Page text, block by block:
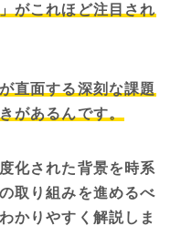
がこれほど注目され
直面する深刻な課題
があるんです。
化された背景を時系
取り組みを進めるべ
かりやすく解説しま